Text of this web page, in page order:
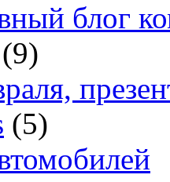
блог
(9)
(5)